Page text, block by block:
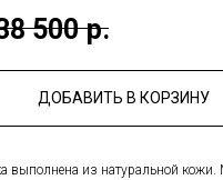
500 р.
ДОБАВИТЬ В КОРЗИНУ
выполнена из натуральной кожи.